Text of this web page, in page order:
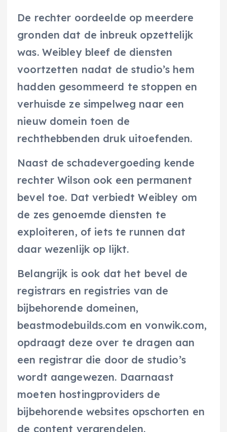
De rechter oordeelde op meerdere
gronden dat de inbreuk opzettelijk
was. Weibley bleef de diensten
voortzetten nadat de studio’s hem
hadden gesommeerd te stoppen en
verhuisde ze simpelweg naar een
nieuw domein toen de
rechthebbenden druk uitoefenden.
Naast de schadevergoeding kende
rechter Wilson ook een permanent
bevel toe. Dat verbiedt Weibley om
de zes genoemde diensten te
exploiteren, of iets te runnen dat
daar wezenlijk op lijkt.
Belangrijk is ook dat het bevel de
registrars en registries van de
bijbehorende domeinen,
beastmodebuilds.com en vonwik.com,
opdraagt deze over te dragen aan
een registrar die door de studio’s
wordt aangewezen. Daarnaast
moeten hostingproviders de
bijbehorende websites opschorten en
de content vergrendelen.